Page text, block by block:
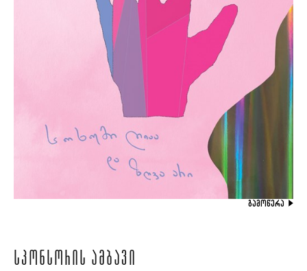
ᲒᲐᲛᲝᲬᲔᲠᲐ
ᲡᲞᲝᲜᲡᲝᲠᲘᲡ ᲐᲛᲑᲐᲕᲘ